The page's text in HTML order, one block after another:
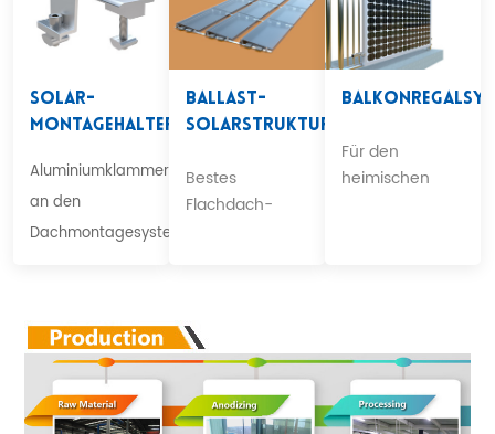
Solar-
Montagehalterungen
Aluminiumklammern
an den
Dachmontagesystemen.
Ballast-
Solarstruktur
Bestes
Flachdach-
Für den
heimischen